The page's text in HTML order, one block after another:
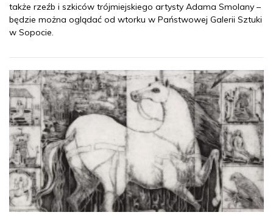
także rzeźb i szkiców trójmiejskiego artysty Adama Smolany –
będzie można oglądać od wtorku w Państwowej Galerii Sztuki
w Sopocie.